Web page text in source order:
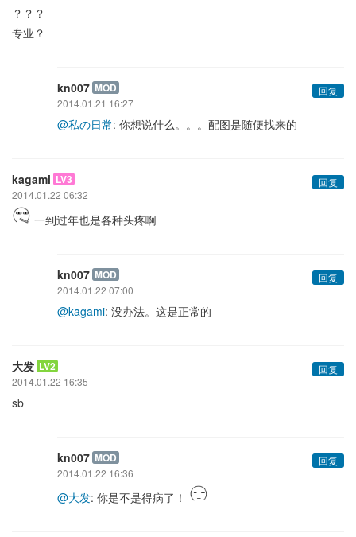
？？？
专业？
kn007 MOD
回复
2014.01.21 16:27
@私の日常: 你想说什么。。。配图是随便找来的
kagami LV3
回复
2014.01.22 06:32
一到过年也是各种头疼啊
kn007 MOD
回复
2014.01.22 07:00
@kagami: 没办法。这是正常的
大发 LV2
回复
2014.01.22 16:35
sb
kn007 MOD
回复
2014.01.22 16:36
@大发: 你是不是得病了！